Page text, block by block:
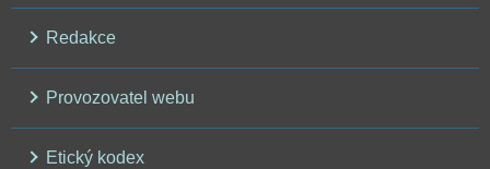
Redakce
Provozovatel webu
Etický kodex